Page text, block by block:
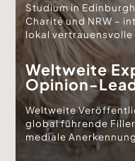
Studium in
Charité und NRW –
lokal
Weltweite
Opinion-
Weltweite
global führende
mediale